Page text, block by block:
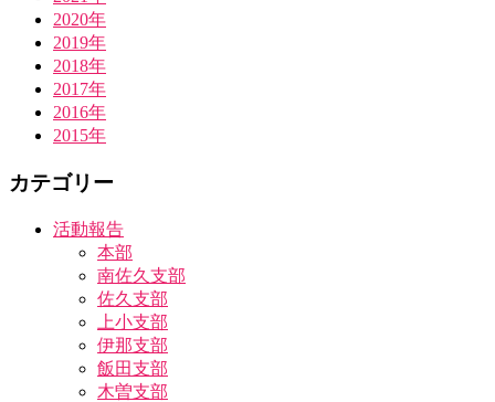
2020年
2019年
2018年
2017年
2016年
2015年
カテゴリー
活動報告
本部
南佐久支部
佐久支部
上小支部
伊那支部
飯田支部
木曽支部